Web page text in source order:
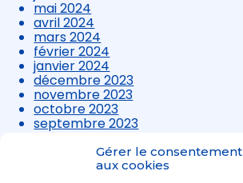
Gérer le consentement
aux cookies
mai 2024
avril 2024
mars 2024
février 2024
janvier 2024
décembre 2023
novembre 2023
octobre 2023
septembre 2023
août 2023
juillet 2023